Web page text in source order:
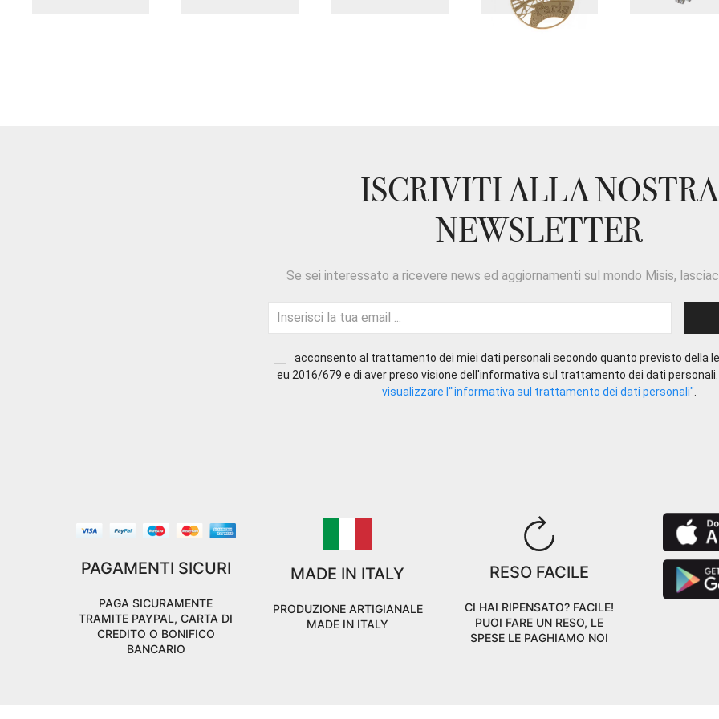
ISCRIVITI ALLA NOSTRA
NEWSLETTER
Se sei interessato a ricevere news ed aggiornamenti sul mondo Misis,
acconsento al trattamento dei miei dati personali secondo quanto previsto della
eu 2016/679 e di aver preso visione dell'informativa sul trattamento dei dati personali.
visualizzare l'"informativa sul trattamento dei dati personali"
PAGAMENTI SICURI
PAGA SICURAMENTE
TRAMITE PAYPAL, CARTA DI
CREDITO O BONIFICO
BANCARIO
MADE IN ITALY
PRODUZIONE ARTIGIANALE
MADE IN ITALY
RESO FACILE
CI HAI RIPENSATO? FACILE!
PUOI FARE UN RESO, LE
SPESE LE PAGHIAMO NOI